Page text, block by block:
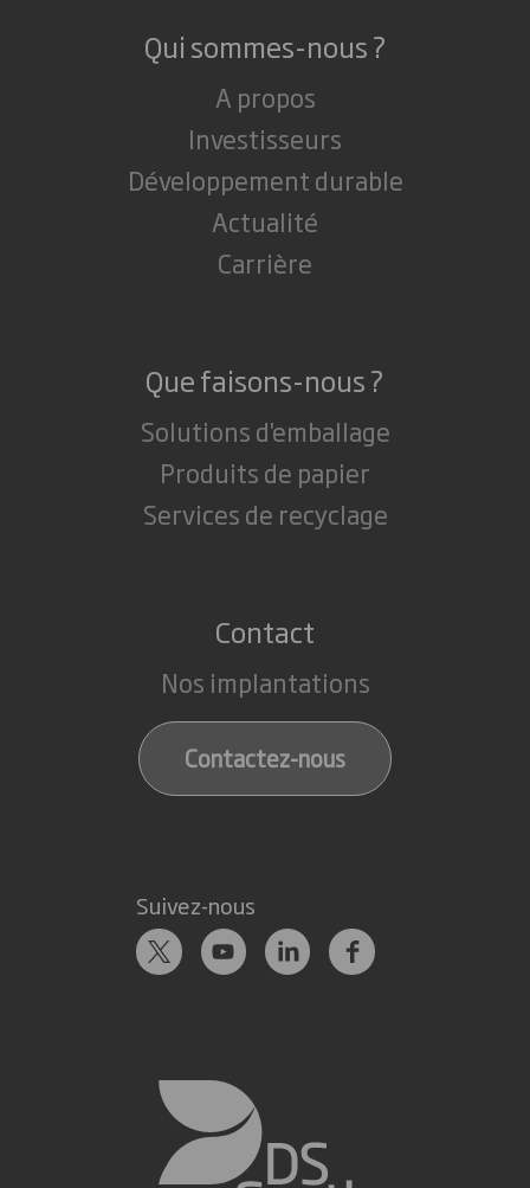
Qui sommes-nous ?
A propos
Investisseurs
Développement durable
Actualité
Carrière
Que faisons-nous ?
Solutions d'emballage
Produits de papier
Services de recyclage
Contact
Nos implantations
Contactez-nous
Suivez-nous